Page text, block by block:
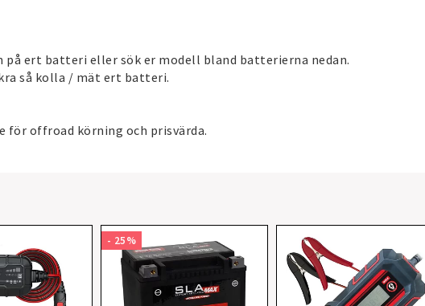
ert batteri eller sök er modell bland batterierna nedan.
så kolla / mät ert batteri.
för offroad körning och prisvärda.
- 25%